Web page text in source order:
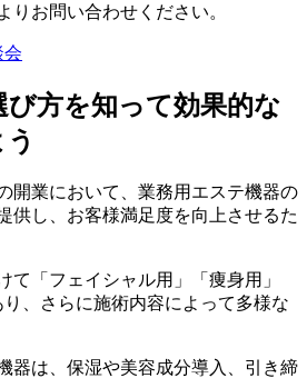
りお問い合わせください。
方を知って効果的な
開業において、業務用エステ機器の
供し、お客様満足度を向上させるた
て「フェイシャル用」「痩身用」
り、さらに施術内容によって多様な
器は、保湿や美容成分導入、引き締